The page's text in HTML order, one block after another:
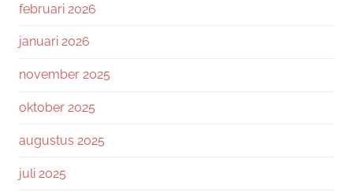
februari 2026
januari 2026
november 2025
oktober 2025
augustus 2025
juli 2025